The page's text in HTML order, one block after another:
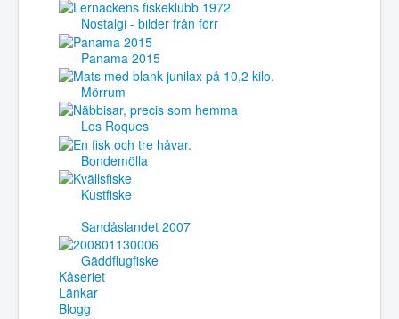
Nostalgi - bilder från förr
Panama 2015
Mörrum
Los Roques
Bondemölla
Kustfiske
Sandåslandet 2007
Gäddflugfiske
Kåseriet
Länkar
Blogg